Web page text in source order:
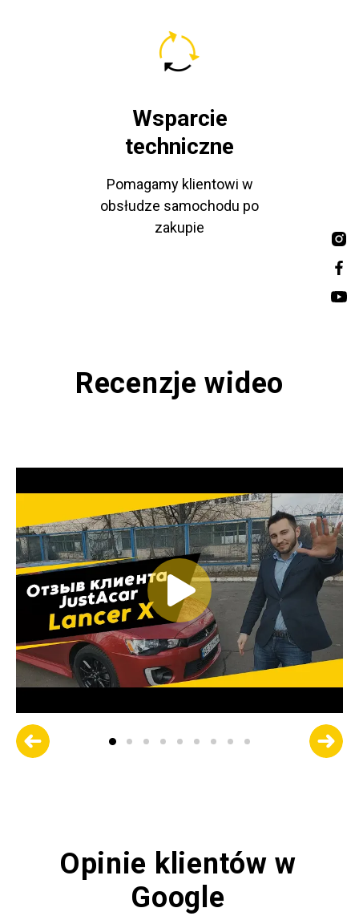
Wsparcie
techniczne
Pomagamy klientowi w
obsłudze samochodu po
zakupie
Recenzje wideo
Opinie klientów w
Google